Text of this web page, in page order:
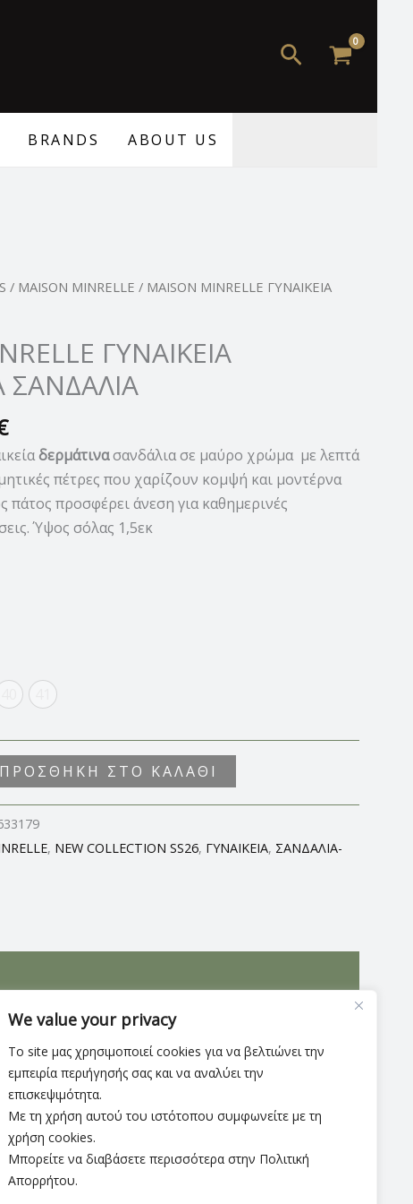
We value your privacy
Το site μας χρησιμοποιεί cookies για να βελτιώνει την
εμπειρία περιήγησής σας και να αναλύει την
επισκεψιμότητα.
Με τη χρήση αυτού του ιστότοπου συμφωνείτε με τη
χρήση cookies.
Μπορείτε να διαβάσετε περισσότερα στην Πολιτική
Απορρήτου.
Αναζήτηση
BRANDS ABOUT US
/ MAISON MINRELLE / MAISON MINRELLE ΓΥΝΑΙΚΕΙΑ
ΓΥΝΑΙΚΕΙΑ
ΣΑΝΔΑΛΙΑ
Η
είναι:
69,99 €.
δερμάτινασανδάλια σε μαύρο χρώμα με λεπτά
πέτρες που χαρίζουν κομψή και μοντέρνα
πάτος προσφέρει άνεση για καθημερινές
Ύψος σόλας 1,5εκ
ΠΡΟΣΘΉΚΗ ΣΤΟ ΚΑΛΆΘΙ
, NEW COLLECTION SS26, ΓΥΝΑΙΚΕΙΑ, ΣΑΝΔΑΛΙΑ-
που χαρίζουν κομψή και μοντέρνα αισθητική. Ο
69,99 €.